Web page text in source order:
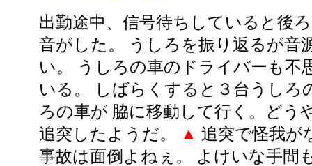
出勤途中、信号待ちしていると後
音がした。 うしろを振り返るが音
い。 うしろの車のドライバーも不
いる。 しばらくすると３台うしろ
ろの車が 脇に移動して行く。どう
追突したようだ。
▲ 追突で怪我が
事故は面倒よねぇ。 よけいな手間